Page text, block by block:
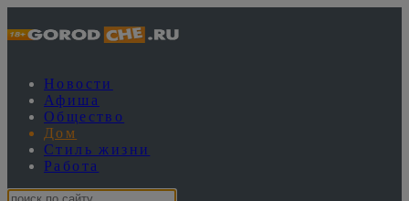
Новости
Афиша
Общество
Дом
Стиль жизни
Работа